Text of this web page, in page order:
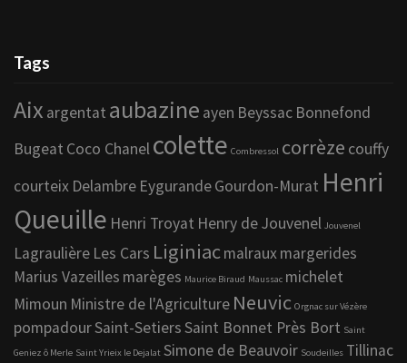
Tags
Aix argentat aubazine ayen Beyssac Bonnefond
Bugeat Coco Chanelcolette Combressol corrèze couffy
courteix Delambre EygurandeGourdon-Murat Henri
Queuille Henri Troyat Henry de Jouvenel Jouvenel
Lagraulière Les Cars Liginiacmalrauxmargerides
Marius Vazeilles marèges Maurice Biraud Maussac michelet
Mimoun Ministre de l'Agriculture Neuvic Orgnac sur Vézère
pompadourSaint-SetiersSaint Bonnet Près Bort Saint
Geniez ô Merle Saint Yrieix le Dejalat Simone de Beauvoir Soudeilles Tillinac